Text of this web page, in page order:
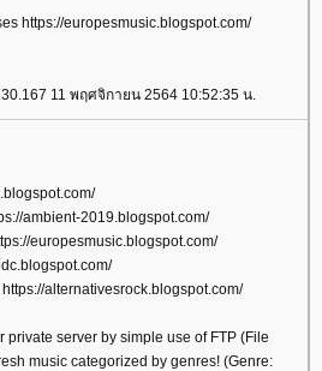
https://europesmusic.blogspot.com/
11 พฤศจิกายน 2564 10:52:35 น.
ambient-2019.blogspot.com/
europesmusic.blogspot.com/
alternativesrock.blogspot.com/
private server by simple use of FTP (File
music categorized by genres! (Genre: